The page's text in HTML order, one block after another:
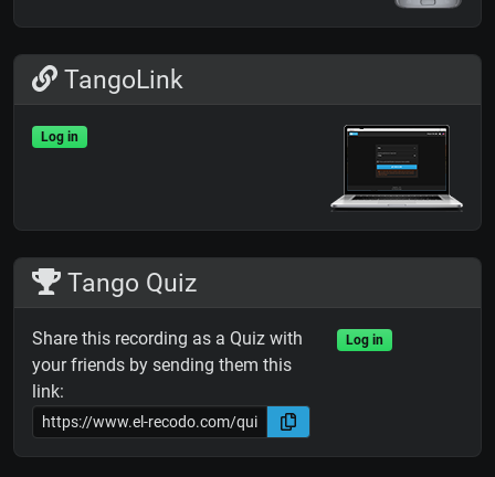
TangoLink
Log in
Tango Quiz
Share this recording as a Quiz with
your friends by sending them this
link:
Log in